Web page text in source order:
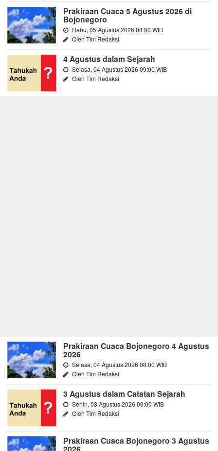
Prakiraan Cuaca 5 Agustus 2026 di
Bojonegoro
Rabu, 05 Agustus 2026 08:00 WIB
Oleh Tim Redaksi
4 Agustus dalam Sejarah
Selasa, 04 Agustus 2026 09:00 WIB
Oleh Tim Redaksi
Prakiraan Cuaca Bojonegoro 4 Agustus
2026
Selasa, 04 Agustus 2026 08:00 WIB
Oleh Tim Redaksi
3 Agustus dalam Catatan Sejarah
Senin, 03 Agustus 2026 09:00 WIB
Oleh Tim Redaksi
Prakiraan Cuaca Bojonegoro 3 Agustus